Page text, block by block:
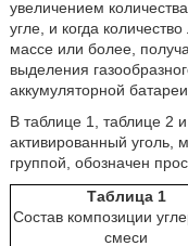
увеличением
угле, и когда
массе или более,
выделения
аккумуляторной батареи.
В таблице 1, таблице 2
активированный
группой, обозначен
Таблица 1
Состав композиции
смеси